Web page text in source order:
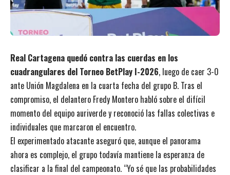
Real Cartagena quedó contra las cuerdas en los
cuadrangulares del Torneo BetPlay I-2026, luego de caer 3-0
ante Unión Magdalena en la cuarta fecha del grupo B. Tras el
compromiso, el delantero Fredy Montero habló sobre el difícil
momento del equipo auriverde y reconoció las fallas colectivas e
individuales que marcaron el encuentro.
El experimentado atacante aseguró que, aunque el panorama
ahora es complejo, el grupo todavía mantiene la esperanza de
clasificar a la final del campeonato. “Yo sé que las probabilidades